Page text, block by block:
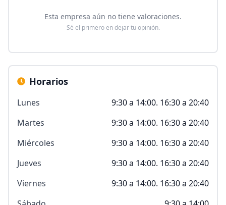
Esta empresa aún no tiene valoraciones.
Sé el primero en dejar tu opinión.
Horarios
Lunes
9:30 a 14:00. 16:30 a 20:40
Martes
9:30 a 14:00. 16:30 a 20:40
Miércoles
9:30 a 14:00. 16:30 a 20:40
Jueves
9:30 a 14:00. 16:30 a 20:40
Viernes
9:30 a 14:00. 16:30 a 20:40